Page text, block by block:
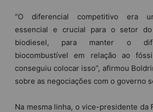
“O diferencial competitivo era
essencial e crucial para o setor
biodiesel, para manter o
biocombustível em relação ao
conseguiu colocar isso”, afirmou
sobre as negociações com o governo
Na mesma linha, o vice-presidente da